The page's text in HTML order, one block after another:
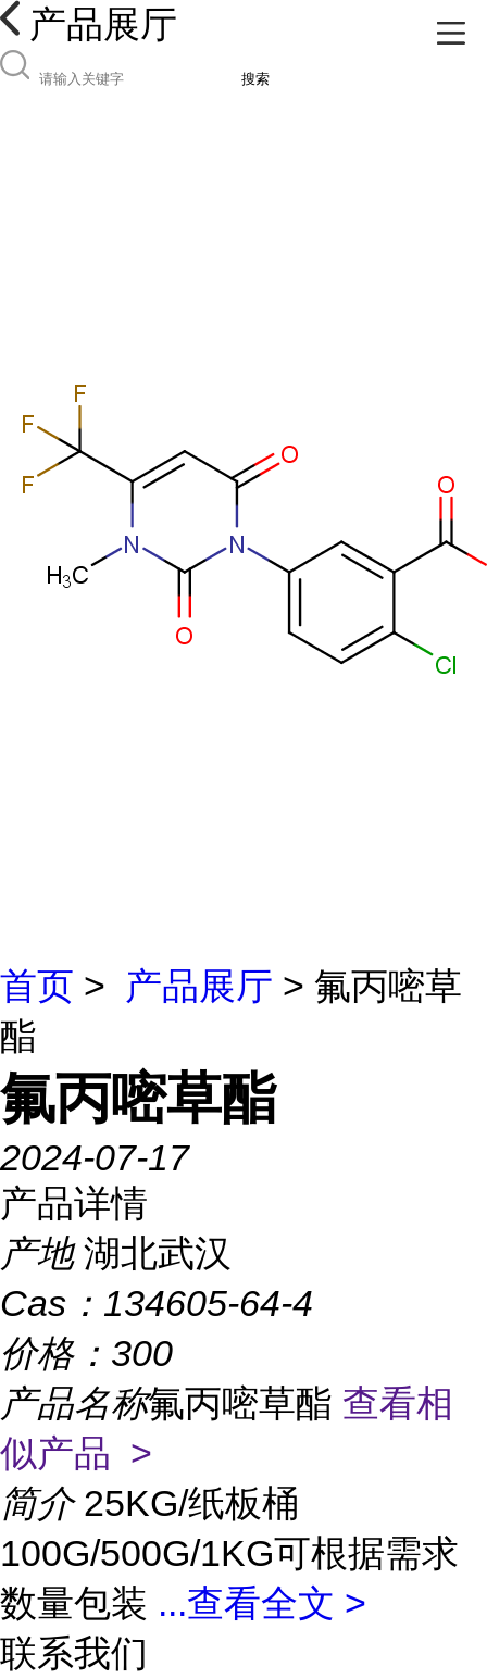
产品展厅
搜索
首页 > 产品展厅 > 氟丙嘧草
酯
氟丙嘧草酯
2024-07-17
产品详情
产地 湖北武汉
Cas： 134605-64-4
价格： 300
产品名称氟丙嘧草酯 查看相
似产品 >
简介 25KG/纸板桶
100G/500G/1KG可根据需求
数量包装 ...查看全文 >
联系我们